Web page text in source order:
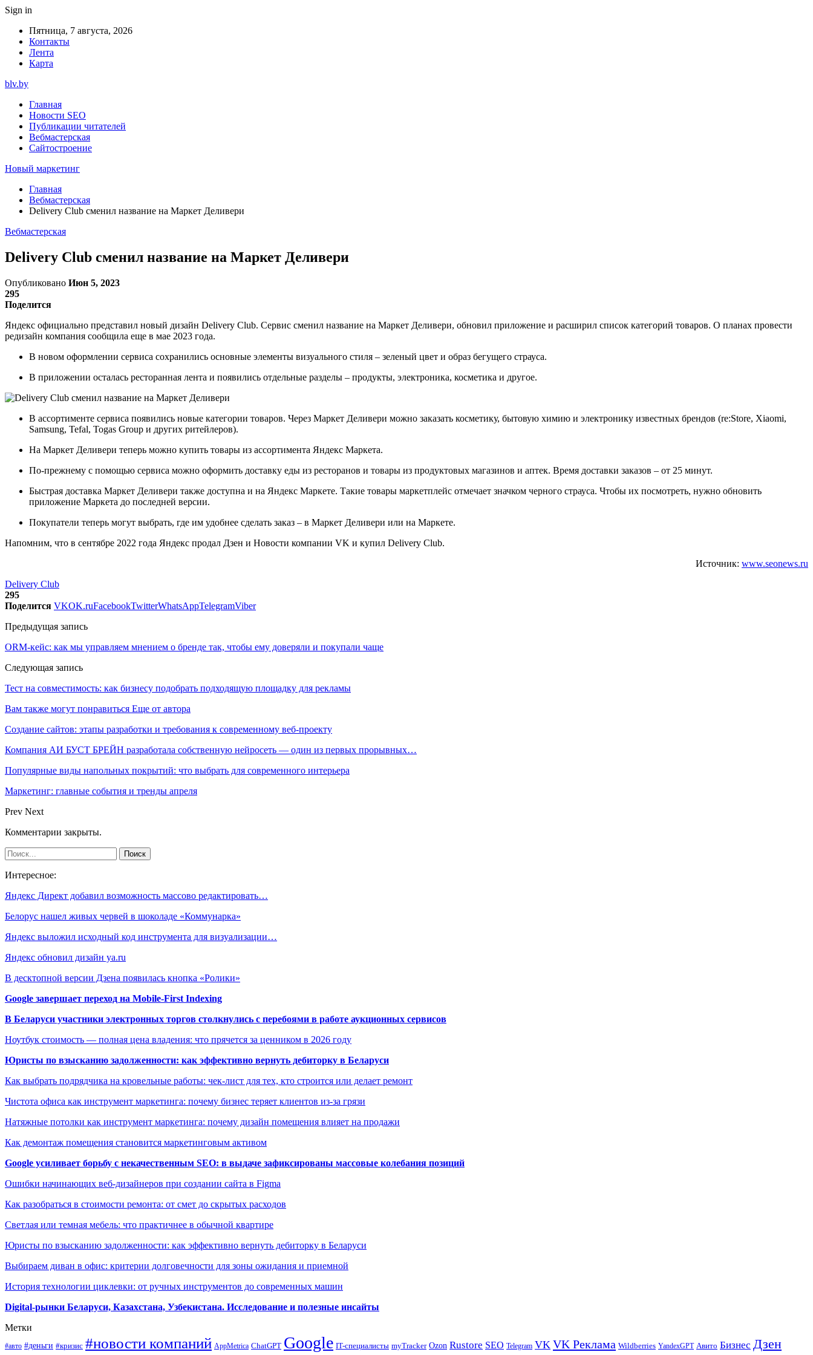
Sign in
Пятница, 7 августа, 2026
Контакты
Лента
Карта
blv.by
Главная
Новости SEO
Публикации читателей
Вебмастерская
Сайтостроение
Новый маркетинг
Главная
Вебмастерская
Delivery Club сменил название на Маркет Деливери
Вебмастерская
Delivery Club сменил название на Маркет Деливери
Опубликовано Июн 5, 2023
295
Поделится
Яндекс официально представил новый дизайн Delivery Club. Сервис сменил название на Маркет Деливери, обновил приложение и расширил список категорий товаров. О планах провести
редизайн компания сообщила еще в мае 2023 года.
В новом оформлении сервиса сохранились основные элементы визуального стиля – зеленый цвет и образ бегущего страуса.
В приложении осталась ресторанная лента и появились отдельные разделы – продукты, электроника, косметика и другое.
В ассортименте сервиса появились новые категории товаров. Через Маркет Деливери можно заказать косметику, бытовую химию и электронику известных брендов (re:Store, Xiaomi,
Samsung, Tefal, Togas Group и других ритейлеров).
На Маркет Деливери теперь можно купить товары из ассортимента Яндекс Маркета.
По-прежнему с помощью сервиса можно оформить доставку еды из ресторанов и товары из продуктовых магазинов и аптек. Время доставки заказов – от 25 минут.
Быстрая доставка Маркет Деливери также доступна и на Яндекс Маркете. Такие товары маркетплейс отмечает значком черного страуса. Чтобы их посмотреть, нужно обновить
приложение Маркета до последней версии.
Покупатели теперь могут выбрать, где им удобнее сделать заказ – в Маркет Деливери или на Маркете.
Напомним, что в сентябре 2022 года Яндекс продал Дзен и Новости компании VK и купил Delivery Club.
Источник: www.seonews.ru
Delivery Club
295
Поделится VKOK.ruFacebookTwitterWhatsAppTelegramViber
Предыдущая запись
ORM-кейс: как мы управляем мнением о бренде так, чтобы ему доверяли и покупали чаще
Следующая запись
Тест на совместимость: как бизнесу подобрать подходящую площадку для рекламы
Вам также могут понравиться Еще от автора
Создание сайтов: этапы разработки и требования к современному веб-проекту
Компания АИ БУСТ БРЕЙН разработала собственную нейросеть — один из первых прорывных…
Популярные виды напольных покрытий: что выбрать для современного интерьера
Маркетинг: главные события и тренды апреля
Prev Next
Комментарии закрыты.
Интересное:
Яндекс Директ добавил возможность массово редактировать…
Белорус нашел живых червей в шоколаде «Коммунарка»
Яндекс выложил исходный код инструмента для визуализации…
Яндекс обновил дизайн ya.ru
В десктопной версии Дзена появилась кнопка «Ролики»
Google завершает переход на Mobile-First Indexing
В Беларуси участники электронных торгов столкнулись с перебоями в работе аукционных сервисов
Ноутбук стоимость — полная цена владения: что прячется за ценником в 2026 году
Юристы по взысканию задолженности: как эффективно вернуть дебиторку в Беларуси
Как выбрать подрядчика на кровельные работы: чек-лист для тех, кто строится или делает ремонт
Чистота офиса как инструмент маркетинга: почему бизнес теряет клиентов из-за грязи
Натяжные потолки как инструмент маркетинга: почему дизайн помещения влияет на продажи
Как демонтаж помещения становится маркетинговым активом
Google усиливает борьбу с некачественным SEO: в выдаче зафиксированы массовые колебания позиций
Ошибки начинающих веб-дизайнеров при создании сайта в Figma
Как разобраться в стоимости ремонта: от смет до скрытых расходов
Светлая или темная мебель: что практичнее в обычной квартире
Юристы по взысканию задолженности: как эффективно вернуть дебиторку в Беларуси
Выбираем диван в офис: критерии долговечности для зоны ожидания и приемной
История технологии циклевки: от ручных инструментов до современных машин
Digital-рынки Беларуси, Казахстана, Узбекистана. Исследование и полезные инсайты
Метки
#авто #деньги #кризис #новости компаний AppMetrica ChatGPT Google IT-специалисты myTracker Ozon Rustore SEO Telegram VK VK Реклама Wildberries YandexGPT Авито Бизнес Дзен